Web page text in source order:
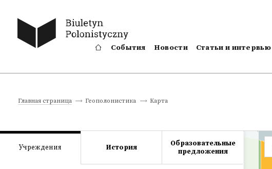
События Новости Статьи и интервью
Главная страница Геополонистика Kарта
Учреждения История
Образовательные
предложения